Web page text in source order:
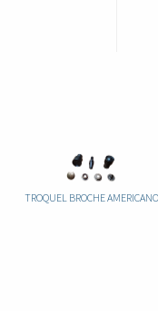
TROQUEL BROCHE AMERICANO